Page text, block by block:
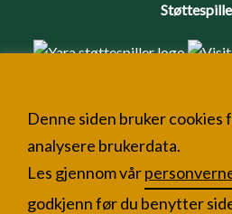
Denne siden bruker cookies
analysere brukerdata.
Les gjennom vår
godkjenn før du benytter